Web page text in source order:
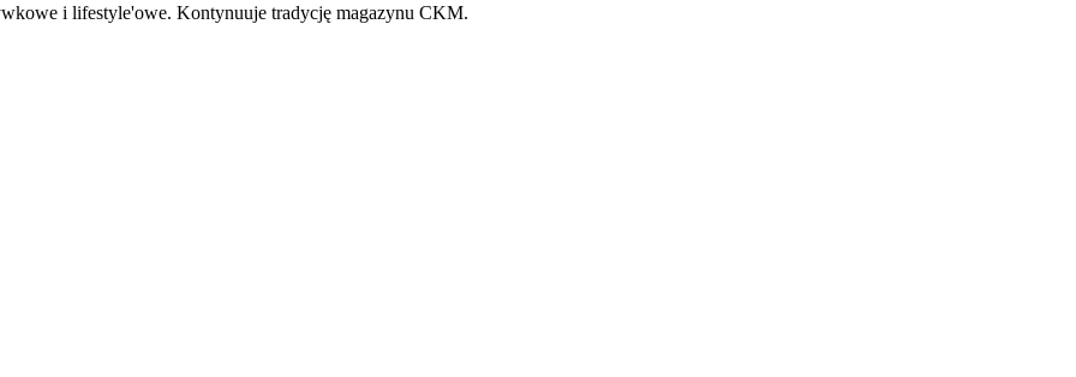
i lifestyle'owe. Kontynuuje tradycję magazynu CKM.